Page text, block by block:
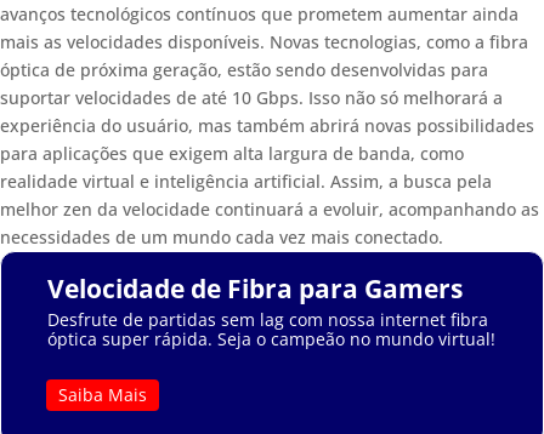
avanços tecnológicos contínuos que prometem aumentar ainda
mais as velocidades disponíveis. Novas tecnologias, como a fibra
óptica de próxima geração, estão sendo desenvolvidas para
suportar velocidades de até 10 Gbps. Isso não só melhorará a
experiência do usuário, mas também abrirá novas possibilidades
para aplicações que exigem alta largura de banda, como
realidade virtual e inteligência artificial. Assim, a busca pela
melhor zen da velocidade continuará a evoluir, acompanhando as
necessidades de um mundo cada vez mais conectado.
Velocidade de Fibra para Gamers
Desfrute de partidas sem lag com nossa internet fibra
óptica super rápida. Seja o campeão no mundo virtual!
Saiba Mais